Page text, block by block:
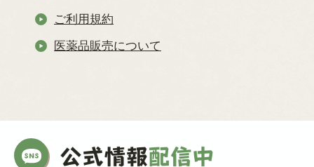
ご利用規約
医薬品販売について